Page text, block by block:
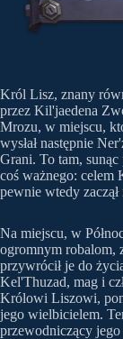
Król Lisz, znany
przez Kil'jaedena
Mrozu, w miejscu,
wysłał następnie
Grani. To tam,
coś ważnego: celem
pewnie wtedy
Na miejscu, w
ogromnym robalom,
przywrócił je do
Kel'Thuzad, mag i
Królowi Liszowi,
jego wielbicielem.
przewodniczący